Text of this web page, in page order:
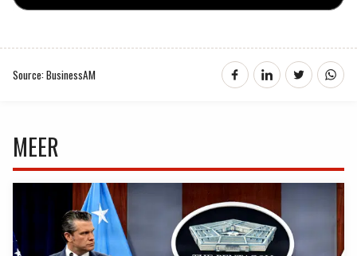
Source: BusinessAM
MEER